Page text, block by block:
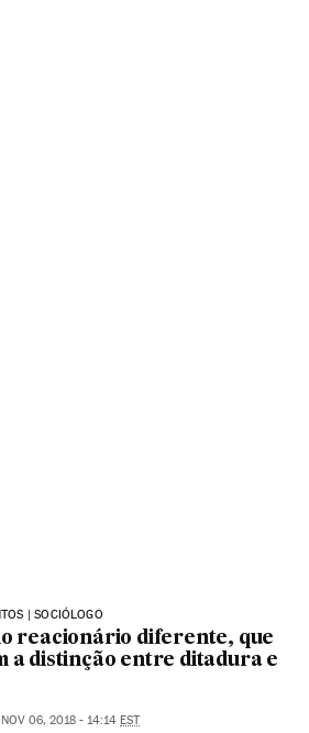
| SOCIÓLOGO
reacionário diferente, que
a distinção entre ditadura e
NOV 06, 2018 - 14:14 EST